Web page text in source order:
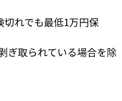
切れでも最低1万円保
ぎ取られている場合を除